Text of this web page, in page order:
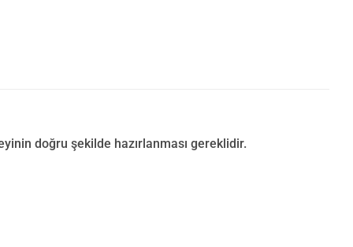
doğru şekilde hazırlanması gereklidir.